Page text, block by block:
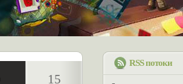
15
RSS потоки